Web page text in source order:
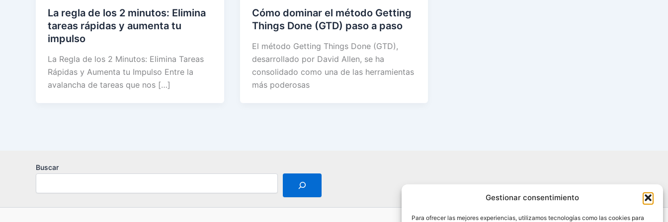
Gestionar consentimiento
Para ofrecer las mejores experiencias, utilizamos tecnologías como las cookies para
La regla de los 2 minutos: Elimina
tareas rápidas y aumenta tu
impulso
La Regla de los 2 Minutos: Elimina Tareas
Rápidas y Aumenta tu Impulso Entre la
avalancha de tareas que nos […]
Cómo dominar el método Getting
Things Done (GTD) paso a paso
El método Getting Things Done (GTD),
desarrollado por David Allen, se ha
consolidado como una de las herramientas
más poderosas
Buscar